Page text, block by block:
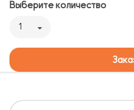
Выберите количество
1